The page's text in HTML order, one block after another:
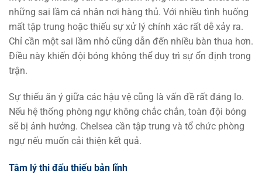
những sai lầm cá nhân nơi hàng thủ. Với nhiều tình huống
mất tập trung hoặc thiếu sự xử lý chính xác rất dễ xảy ra.
Chỉ cần một sai lầm nhỏ cũng dẫn đến nhiều bàn thua hơn.
Điều này khiến đội bóng không thể duy trì sự ổn định trong
trận.
Sự thiếu ăn ý giữa các hậu vệ cũng là vấn đề rất đáng lo.
Nếu hệ thống phòng ngự không chắc chắn, toàn đội bóng
sẽ bị ảnh hưởng. Chelsea cần tập trung và tổ chức phòng
ngự nếu muốn cải thiện kết quả.
Tâm lý thi đấu thiếu bản lĩnh